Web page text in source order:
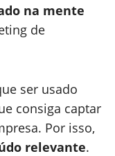
na mente
de
ser usado
consiga captar
Por isso,
relevante.